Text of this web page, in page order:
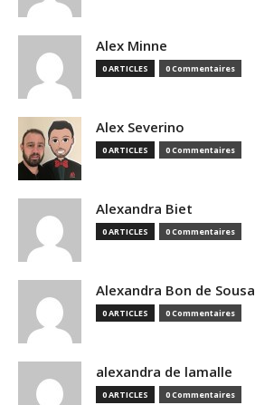
Alex Minne
0 ARTICLES 0 Commentaires
Alex Severino
0 ARTICLES 0 Commentaires
Alexandra Biet
0 ARTICLES 0 Commentaires
Alexandra Bon de Sousa
0 ARTICLES 0 Commentaires
alexandra de lamalle
0 ARTICLES 0 Commentaires